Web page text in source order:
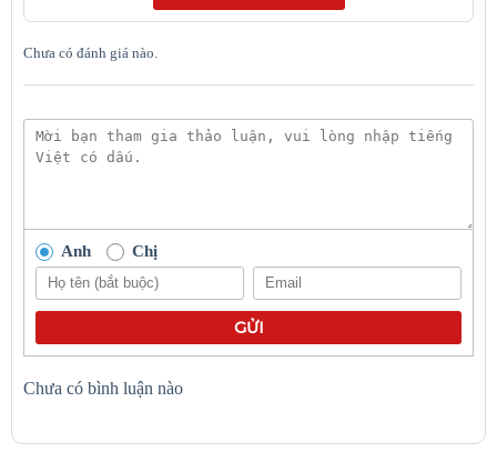
Âm thanh 360 độ sống động và ấn tượng
Tích hợp trợ lý ảo Siri
Giá thành tương đối cao
Chưa có đánh giá nào.
Anh Chị
GỬI
Chưa có bình luận nào